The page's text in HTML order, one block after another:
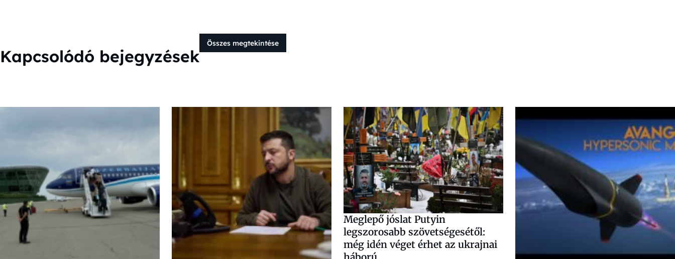
Kapcsolódó bejegyzések
Összes megtekintése
Meglepő jóslat Putyin
legszorosabb szövetségesétől:
még idén véget érhet az ukrajnai